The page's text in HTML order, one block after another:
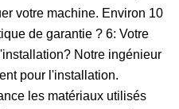
votre machine. Environ 10
de garantie ? 6: Votre
Notre ingénieur
pour l'installation.
les matériaux utilisés